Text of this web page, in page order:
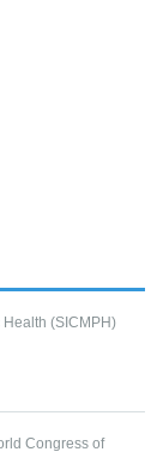
(SICMPH)
Congress of